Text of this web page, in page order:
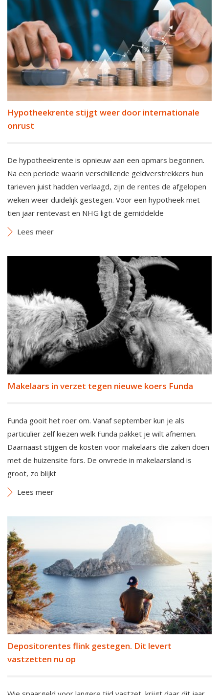
Hypotheekrente stijgt weer door internationale
onrust
De hypotheekrente is opnieuw aan een opmars begonnen.
Na een periode waarin verschillende geldverstrekkers hun
tarieven juist hadden verlaagd, zijn de rentes de afgelopen
weken weer duidelijk gestegen. Voor een hypotheek met
tien jaar rentevast en NHG ligt de gemiddelde
Lees meer
Makelaars in verzet tegen nieuwe koers Funda
Funda gooit het roer om. Vanaf september kun je als
particulier zelf kiezen welk Funda pakket je wilt afnemen.
Daarnaast stijgen de kosten voor makelaars die zaken doen
met de huizensite fors. De onvrede in makelaarsland is
groot, zo blijkt
Lees meer
Depositorentes flink gestegen. Dit levert
vastzetten nu op